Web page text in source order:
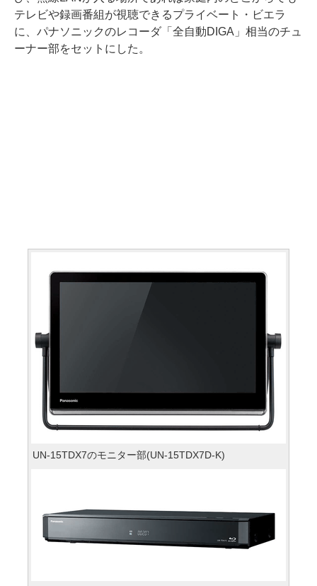
テレビや録画番組が視聴できるプライベート・ビエラ
に、パナソニックのレコーダ「全自動DIGA」相当のチュ
ーナー部をセットにした。
UN-15TDX7のモニター部(UN-15TDX7D-K)